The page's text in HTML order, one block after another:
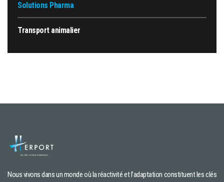
Solutions Pharma
Transport animalier
Nous vivons dans un monde où la réactivité et l’adaptation constituent les clés